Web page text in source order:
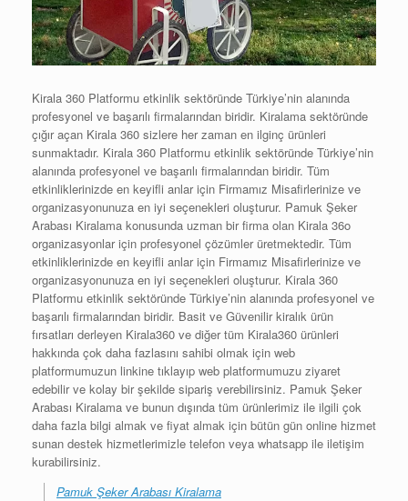
Kirala 360 Platformu etkinlik sektöründe Türkiye’nin alanında
profesyonel ve başarılı firmalarından biridir. Kiralama sektöründe
çığır açan Kirala 360 sizlere her zaman en ilginç ürünleri
sunmaktadır. Kirala 360 Platformu etkinlik sektöründe Türkiye’nin
alanında profesyonel ve başarılı firmalarından biridir. Tüm
etkinliklerinizde en keyifli anlar için Firmamız Misafirlerinize ve
organizasyonunuza en iyi seçenekleri oluşturur. Pamuk Şeker
Arabası Kiralama konusunda uzman bir firma olan Kirala 36o
organizasyonlar için profesyonel çözümler üretmektedir. Tüm
etkinliklerinizde en keyifli anlar için Firmamız Misafirlerinize ve
organizasyonunuza en iyi seçenekleri oluşturur. Kirala 360
Platformu etkinlik sektöründe Türkiye’nin alanında profesyonel ve
başarılı firmalarından biridir. Basit ve Güvenilir kiralık ürün
fırsatları derleyen Kirala360 ve diğer tüm Kirala360 ürünleri
hakkında çok daha fazlasını sahibi olmak için web
platformumuzun linkine tıklayıp web platformumuzu ziyaret
edebilir ve kolay bir şekilde sipariş verebilirsiniz. Pamuk Şeker
Arabası Kiralama ve bunun dışında tüm ürünlerimiz ile ilgili çok
daha fazla bilgi almak ve fiyat almak için bütün gün online hizmet
sunan destek hizmetlerimizle telefon veya whatsapp ile iletişim
kurabilirsiniz.
Pamuk Şeker Arabası Kiralama